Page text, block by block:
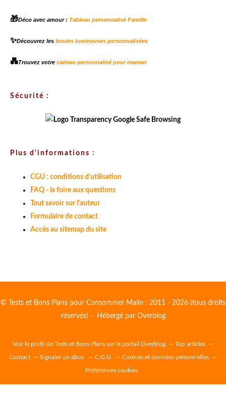
🎁Déco avec amour : Tableau personnalisé Famille
✨Découvrez les boules lumineuses personnalisées
💑Trouvez votre cadeau personnalisé pour maman
Sécurité :
Plus d'informations :
CGU : conditions d'utilisation
FAQ - la foire aux questions
Tout savoir sur l'auteur
Formulaire de contact
Accès au sitemap du site
© Tests et Bons Plans pour Consommer Malin : 2011 - 2026 (tous droits
réservés) - Hébergé par Overblog
Voir le profil de Tests et Bons Plans sur le portail Overblog Top articles
Contact Signaler un abus C.G.U. Cookies et données personnelles
Préférences cookies